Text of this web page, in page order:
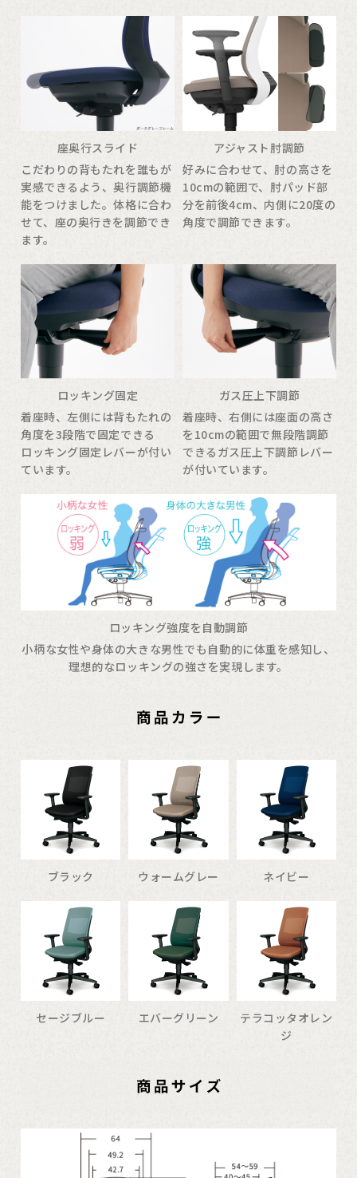
座奥行スライド
こだわりの背もたれを誰もが
実感できるよう、奥行調節機
能をつけました。体格に合わ
せて、座の奥行きを調節でき
ます。
アジャスト肘調節
好みに合わせて、肘の高さを
10cmの範囲で、肘パッド部
分を前後4cm、内側に20度の
角度で調節できます。
ロッキング固定
着座時、左側には背もたれの
角度を3段階で固定できる
ロッキング固定レバーが付い
ています。
ガス圧上下調節
着座時、右側には座面の高さ
を10cmの範囲で無段階調節
できるガス圧上下調節レバー
が付いています。
ロッキング強度を自動調節
小柄な女性や身体の大きな男性でも自動的に体重を感知し、
理想的なロッキングの強さを実現します。
ブラック ウォームグレー ネイビー
セージブルー エバーグリーン
テラコッタオレン
ジ